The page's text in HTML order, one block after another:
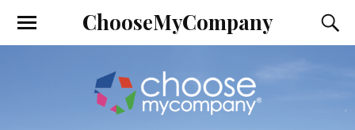
ChooseMyCompany